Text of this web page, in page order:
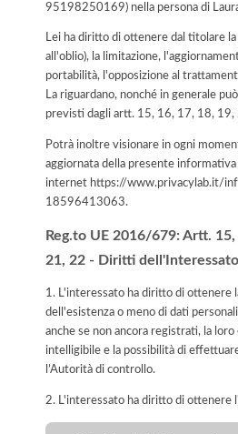
95198250169) nella persona di
Lei ha diritto di ottenere dal titolare
all'oblio), la limitazione,
portabilità, l'opposizione al
La riguardano, nonché in generale
previsti dagli artt. 15, 16, 17, 18, 19,
Potrà inoltre visionare in ogni
aggiornata della presente
internet https://www.privacylab.it/
18596413063.
Reg.to UE 2016/679: Artt.
21, 22 - Diritti dell'Interessato
1. L'interessato ha diritto di ottenere
dell'esistenza o meno di dati
anche se non ancora registrati, la
intelligibile e la possibilità di
l’Autorità di controllo.
2. L'interessato ha diritto di ottenere